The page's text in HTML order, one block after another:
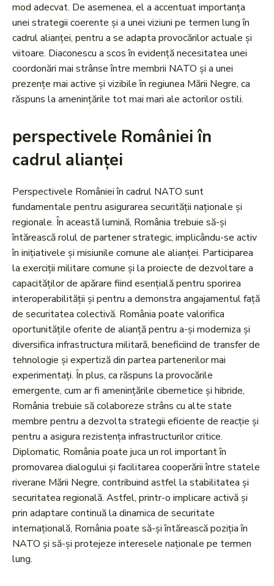
mod adecvat. De asemenea, el a accentuat importanța
unei strategii coerente și a unei viziuni pe termen lung în
cadrul alianței, pentru a se adapta provocărilor actuale și
viitoare. Diaconescu a scos în evidență necesitatea unei
coordonări mai strânse între membrii NATO și a unei
prezențe mai active și vizibile în regiunea Mării Negre, ca
răspuns la amenințările tot mai mari ale actorilor ostili.
perspectivele României în
cadrul alianței
Perspectivele României în cadrul NATO sunt
fundamentale pentru asigurarea securității naționale și
regionale. În această lumină, România trebuie să-și
întărească rolul de partener strategic, implicându-se activ
în inițiativele și misiunile comune ale alianței. Participarea
la exerciții militare comune și la proiecte de dezvoltare a
capacităților de apărare fiind esențială pentru sporirea
interoperabilității și pentru a demonstra angajamentul față
de securitatea colectivă. România poate valorifica
oportunitățile oferite de alianță pentru a-și moderniza și
diversifica infrastructura militară, beneficiind de transfer de
tehnologie și expertiză din partea partenerilor mai
experimentați. În plus, ca răspuns la provocările
emergente, cum ar fi amenințările cibernetice și hibride,
România trebuie să colaboreze strâns cu alte state
membre pentru a dezvolta strategii eficiente de reacție și
pentru a asigura rezistența infrastructurilor critice.
Diplomatic, România poate juca un rol important în
promovarea dialogului și facilitarea cooperării între statele
riverane Mării Negre, contribuind astfel la stabilitatea și
securitatea regională. Astfel, printr-o implicare activă și
prin adaptare continuă la dinamica de securitate
internațională, România poate să-și întărească poziția în
NATO și să-și protejeze interesele naționale pe termen
lung.